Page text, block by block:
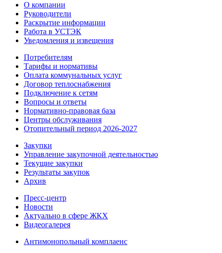
О компании
Руководители
Раскрытие информации
Работа в УСТЭК
Уведомления и извещения
Потребителям
Тарифы и нормативы
Оплата коммунальных услуг
Договор теплоснабжения
Подключение к сетям
Вопросы и ответы
Нормативно-правовая база
Центры обслуживания
Отопительный период 2026-2027
Закупки
Управление закупочной деятельностью
Текущие закупки
Результаты закупок
Архив
Пресс-центр
Новости
Актуально в сфере ЖКХ
Видеогалерея
Антимонопольный комплаенс